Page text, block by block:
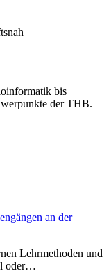
bis
der THB.
Lehrmethoden und
oder…